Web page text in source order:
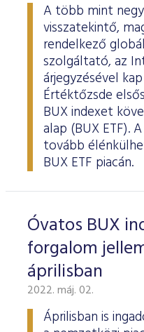
A több mint
visszatekintő,
rendelkező
szolgáltató, az
árjegyzésével
Értéktőzsde
BUX indexet
alap (BUX ETF).
tovább
BUX ETF piacán.
Óvatos BUX
forgalom
áprilisban
2022. máj. 02.
Áprilisban is